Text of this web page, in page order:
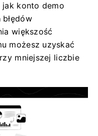
konto demo
większość
możesz uzyskać
mniejszej liczbie